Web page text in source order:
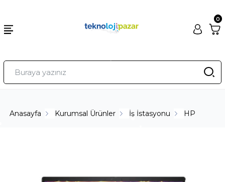
0
Anasayfa Kurumsal Ürünler İş İstasyonu HP